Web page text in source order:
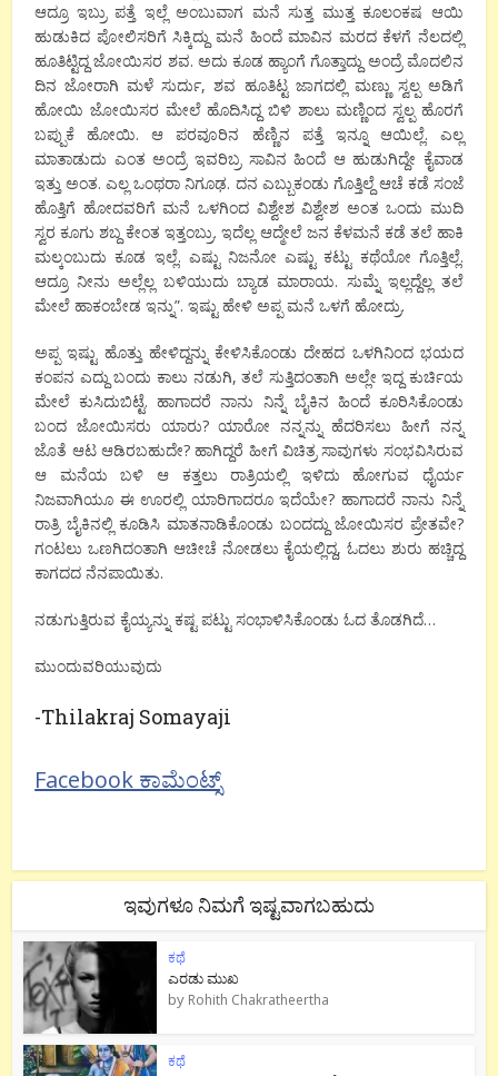
ಆದ್ರೂ ಇಬ್ರು ಪತ್ತೆ ಇಲ್ಲೆ ಅಂಬುವಾಗ ಮನೆ ಸುತ್ತ ಮುತ್ತ ಕೂಲಂಕಷ ಆಯಿ
ಹುಡುಕಿದ ಪೋಲಿಸರಿಗೆ ಸಿಕ್ಕಿದ್ದು ಮನೆ ಹಿಂದೆ ಮಾವಿನ ಮರದ ಕೆಳಗೆ ನೆಲದಲ್ಲಿ
ಹೂತಿಟ್ಟಿದ್ದ ಜೋಯಿಸರ ಶವ. ಅದು ಕೂಡ ಹ್ಯಾಂಗೆ ಗೊತ್ತಾದ್ದು ಅಂದ್ರೆ ಮೊದಲಿನ
ದಿನ ಜೋರಾಗಿ ಮಳೆ ಸುರ್ದು, ಶವ ಹೂತಿಟ್ಟ ಜಾಗದಲ್ಲಿ ಮಣ್ಣು ಸ್ವಲ್ಪ ಅಡಿಗೆ
ಹೋಯಿ ಜೋಯಿಸರ ಮೇಲೆ ಹೊದಿಸಿದ್ದ ಬಿಳಿ ಶಾಲು ಮಣ್ಣಿಂದ ಸ್ವಲ್ಪ ಹೊರಗೆ
ಬಪ್ಪುಕೆ ಹೋಯಿ. ಆ ಪರವೂರಿನ ಹೆಣ್ಣಿನ ಪತ್ತೆ ಇನ್ನೂ ಆಯಿಲ್ಲೆ. ಎಲ್ಲ
ಮಾತಾಡುದು ಎಂತ ಅಂದ್ರೆ ಇವರಿಬ್ರ ಸಾವಿನ ಹಿಂದೆ ಆ ಹುಡುಗಿದ್ದೇ ಕೈವಾಡ
ಇತ್ತು ಅಂತ. ಎಲ್ಲ ಒಂಥರಾ ನಿಗೂಢ. ದನ ಎಬ್ಬುಕಂಡು ಗೊತ್ತಿಲ್ದೆ ಆಚೆ ಕಡೆ ಸಂಜೆ
ಹೊತ್ತಿಗೆ ಹೋದವರಿಗೆ ಮನೆ ಒಳಗಿಂದ ವಿಶ್ವೇಶ ವಿಶ್ವೇಶ ಅಂತ ಒಂದು ಮುದಿ
ಸ್ವರ ಕೂಗು ಶಬ್ದ ಕೇಂತ ಇತ್ತಂಬ್ರು. ಇದೆಲ್ಲ ಆದ್ಮೇಲೆ ಜನ ಕೆಳಮನೆ ಕಡೆ ತಲೆ ಹಾಕಿ
ಮಲ್ಕಂಬುದು ಕೂಡ ಇಲ್ಲೆ. ಎಷ್ಟು ನಿಜನೋ ಎಷ್ಟು ಕಟ್ಟು ಕಥೆಯೋ ಗೊತ್ತಿಲ್ಲೆ.
ಆದ್ರೂ ನೀನು ಅಲ್ಲೆಲ್ಲ ಬಳಿಯುದು ಬ್ಯಾಡ ಮಾರಾಯ. ಸುಮ್ನೆ ಇಲ್ಲದ್ದೆಲ್ಲ ತಲೆ
ಮೇಲೆ ಹಾಕಂಬೇಡ ಇನ್ನು”. ಇಷ್ಟು ಹೇಳಿ ಅಪ್ಪ ಮನೆ ಒಳಗೆ ಹೋದ್ರು.
ಅಪ್ಪ ಇಷ್ಟು ಹೊತ್ತು ಹೇಳಿದ್ದನ್ನು ಕೇಳಿಸಿಕೊಂಡು ದೇಹದ ಒಳಗಿನಿಂದ ಭಯದ
ಕಂಪನ ಎದ್ದು ಬಂದು ಕಾಲು ನಡುಗಿ, ತಲೆ ಸುತ್ತಿದಂತಾಗಿ ಅಲ್ಲೇ ಇದ್ದ ಕುರ್ಚಿಯ
ಮೇಲೆ ಕುಸಿದುಬಿಟ್ಟೆ. ಹಾಗಾದರೆ ನಾನು ನಿನ್ನೆ ಬೈಕಿನ ಹಿಂದೆ ಕೂರಿಸಿಕೊಂಡು
ಬಂದ ಜೋಯಿಸರು ಯಾರು? ಯಾರೋ ನನ್ನನ್ನು ಹೆದರಿಸಲು ಹೀಗೆ ನನ್ನ
ಜೊತೆ ಆಟ ಆಡಿರಬಹುದೇ? ಹಾಗಿದ್ದರೆ ಹೀಗೆ ವಿಚಿತ್ರ ಸಾವುಗಳು ಸಂಭವಿಸಿರುವ
ಆ ಮನೆಯ ಬಳಿ ಆ ಕತ್ತಲು ರಾತ್ರಿಯಲ್ಲಿ ಇಳಿದು ಹೋಗುವ ಧೈರ್ಯ
ನಿಜವಾಗಿಯೂ ಈ ಊರಲ್ಲಿ ಯಾರಿಗಾದರೂ ಇದೆಯೇ? ಹಾಗಾದರೆ ನಾನು ನಿನ್ನೆ
ರಾತ್ರಿ ಬೈಕಿನಲ್ಲಿ ಕೂಡಿಸಿ ಮಾತನಾಡಿಕೊಂಡು ಬಂದದ್ದು ಜೋಯಿಸರ ಪ್ರೇತವೇ?
ಗಂಟಲು ಒಣಗಿದಂತಾಗಿ ಆಚೀಚೆ ನೋಡಲು ಕೈಯಲ್ಲಿದ್ದ, ಓದಲು ಶುರು ಹಚ್ಚಿದ್ದ
ಕಾಗದದ ನೆನಪಾಯಿತು.
ನಡುಗುತ್ತಿರುವ ಕೈಯ್ಯನ್ನು ಕಷ್ಟ ಪಟ್ಟು ಸಂಭಾಳಿಸಿಕೊಂಡು ಓದ ತೊಡಗಿದೆ…
ಮುಂದುವರಿಯುವುದು
-Thilakraj Somayaji
Facebook ಕಾಮೆಂಟ್ಸ್
ಇವುಗಳೂ ನಿಮಗೆ ಇಷ್ಟವಾಗಬಹುದು
ಕಥೆ
ಎರಡು ಮುಖ
by Rohith Chakratheertha
ಕಥೆ